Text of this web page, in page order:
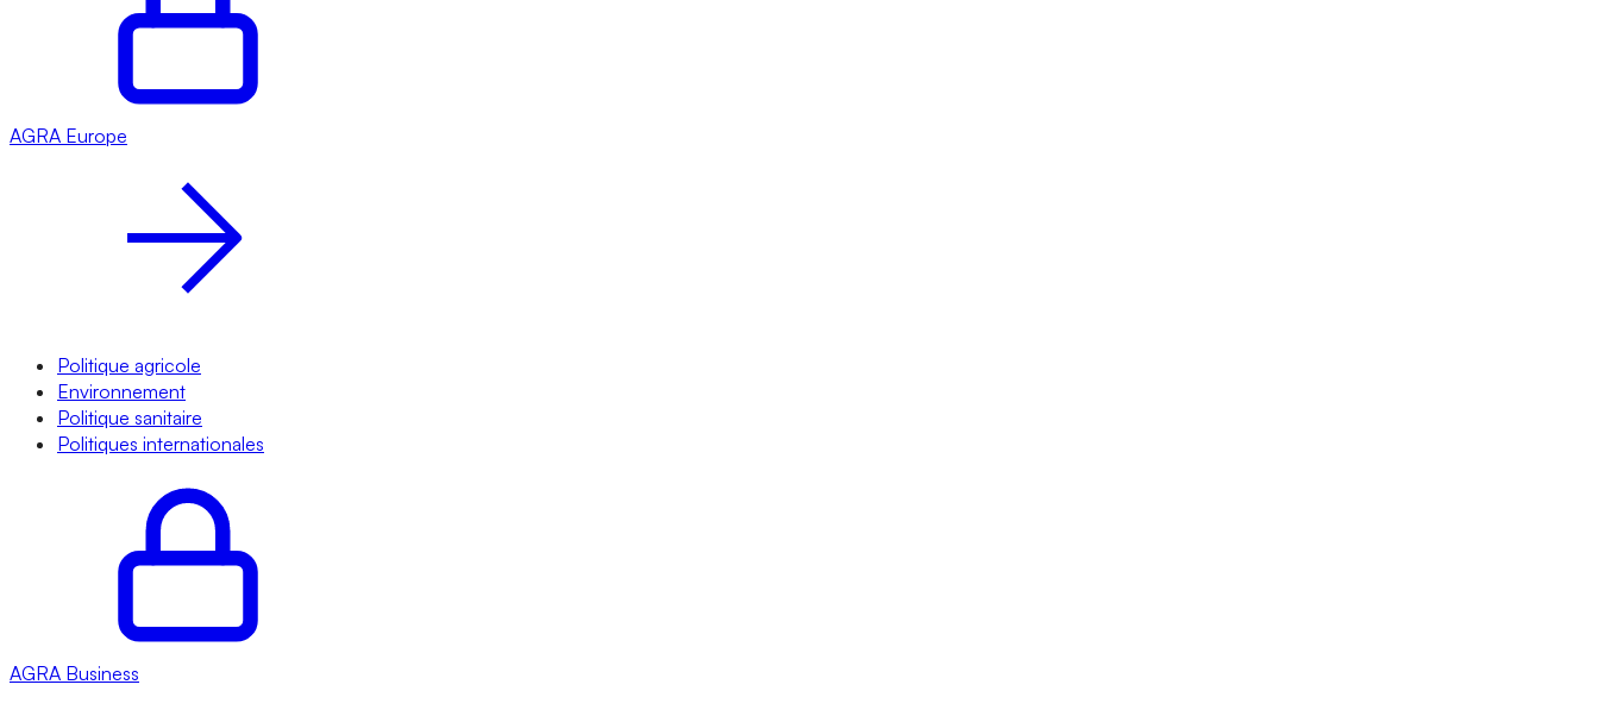
AGRA Europe
Politique agricole
Environnement
Politique sanitaire
Politiques internationales
AGRA Business